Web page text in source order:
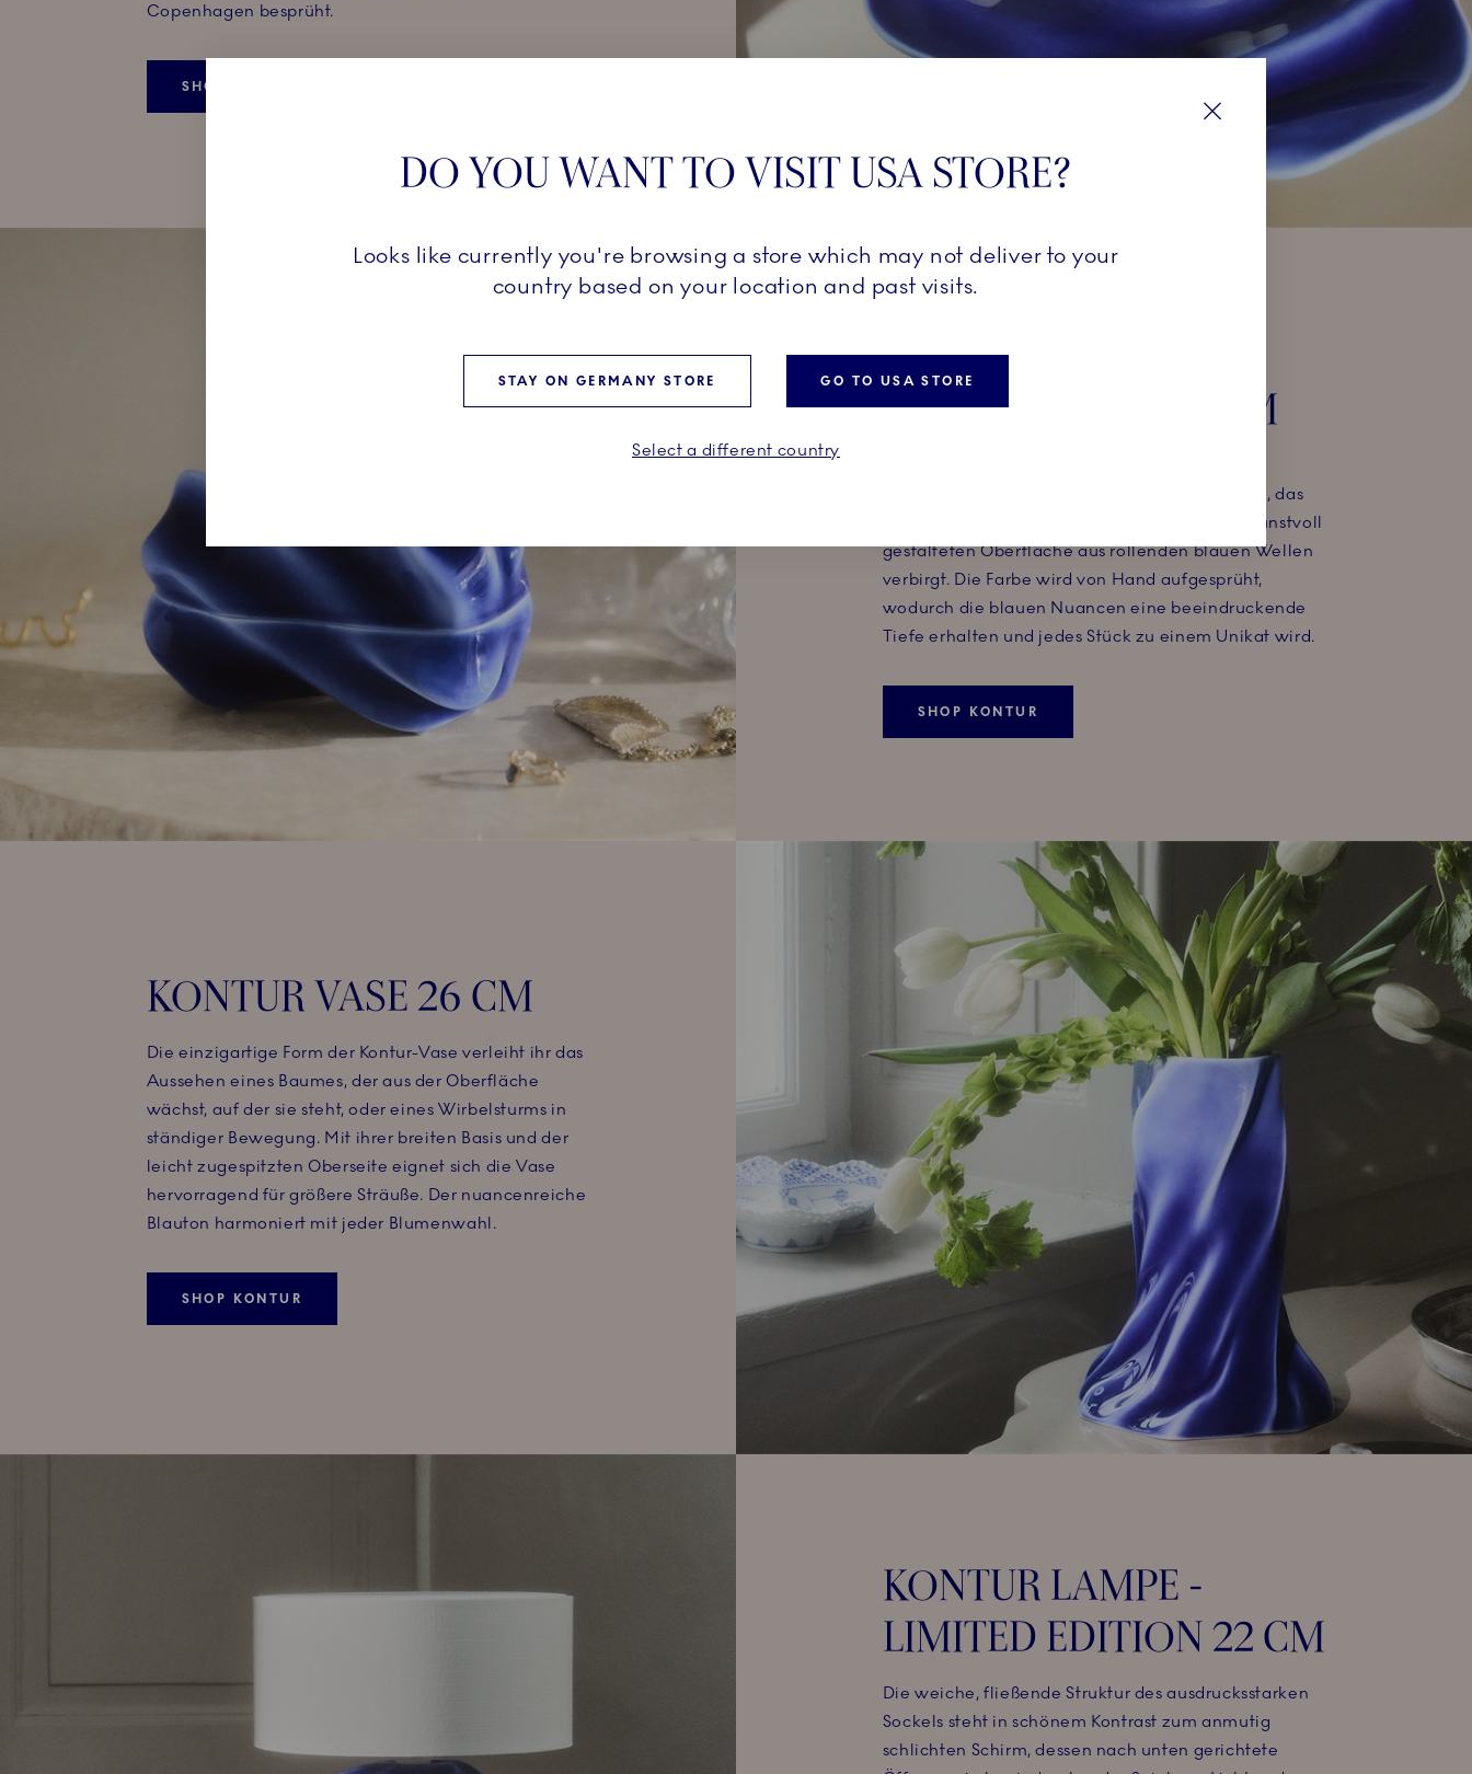
Copenhagen besprüht.
SHOP KONTUR
KONTUR
BONBONNIERE 14 CM
unsichtbaren Öffnung ist ein kleines Kunstwerk, das
kleine Geheimnisse und Schätze unter einer kunstvoll
gestalteten Oberfläche aus rollenden blauen Wellen
verbirgt. Die Farbe wird von Hand aufgesprüht,
wodurch die blauen Nuancen eine beeindruckende
Tiefe erhalten und jedes Stück zu einem Unikat wird.
SHOP KONTUR
KONTUR VASE 26 CM
Die einzigartige Form der Kontur-Vase verleiht ihr das
Aussehen eines Baumes, der aus der Oberfläche
wächst, auf der sie steht, oder eines Wirbelsturms in
ständiger Bewegung. Mit ihrer breiten Basis und der
leicht zugespitzten Oberseite eignet sich die Vase
hervorragend für größere Sträuße. Der nuancenreiche
Blauton harmoniert mit jeder Blumenwahl.
SHOP KONTUR
KONTUR LAMPE -
LIMITED EDITION 22 CM
Die weiche, fließende Struktur des ausdrucksstarken
Sockels steht in schönem Kontrast zum anmutig
schlichten Schirm, dessen nach unten gerichtete
DO YOU WANT TO VISIT USA STORE?
Looks like currently you're browsing a store which may not deliver to your
country based on your location and past visits.
STAY ON GERMANY STORE GO TO USA STORE
Select a different country